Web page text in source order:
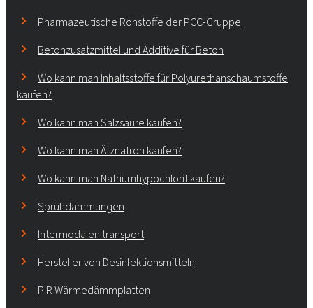
Pharmazeutische Rohstoffe der PCC-Gruppe
Betonzusatzmittel und Additive für Beton
Wo kann man Inhaltsstoffe für Polyurethanschaumstoffe
kaufen?
Wo kann man Salzsäure kaufen?
Wo kann man Ätznatron kaufen?
Wo kann man Natriumhypochlorit kaufen?
Sprühdämmungen
Intermodalen transport
Hersteller von Desinfektionsmitteln
PIR Wärmedämmplatten